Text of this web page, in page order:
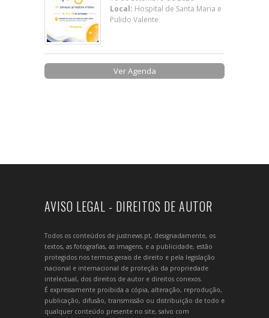
Local: Hospital de Santa Maria e
Pulido Valente
Ver Agenda
AVISO LEGAL - DIREITOS DE AUTOR
Todos os conteúdos de justnews.pt, designadamente, os
textos, as fotografias, as imagens, e a publicidade, estão
protegidos nos termos gerais de direito e pela legislação
nacional e internacional de proteção da propriedade
intelectual, dos direitos de autor e direitos conexos.
É expressamente proibida a cópia, alteração, reprodução,
publicação, difusão, transmissão ou distribuição de todo e
qualquer conteúdo presente no site, salvo com